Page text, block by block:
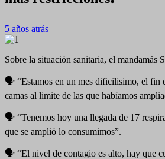
5 años atrás
Sobre la situación sanitaria, el mandamás
🗣️ “Estamos en un mes dificilisimo, el fin
camas al limite de las que habíamos
🗣️ “Tenemos hoy una llegada de 17
que se amplió lo consumimos”.
🗣️ “El nivel de contagio es alto, hay que